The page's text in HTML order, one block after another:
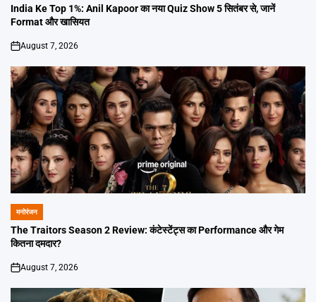
IN
India Ke Top 1%: Anil Kapoor का नया Quiz Show 5 सितंबर से, जानें
Format और खासियत
on
August 7, 2026
POSTED
IN
मनोरंजन
The Traitors Season 2 Review: कंटेस्टेंट्स का Performance और गेम
कितना दमदार?
on
August 7, 2026